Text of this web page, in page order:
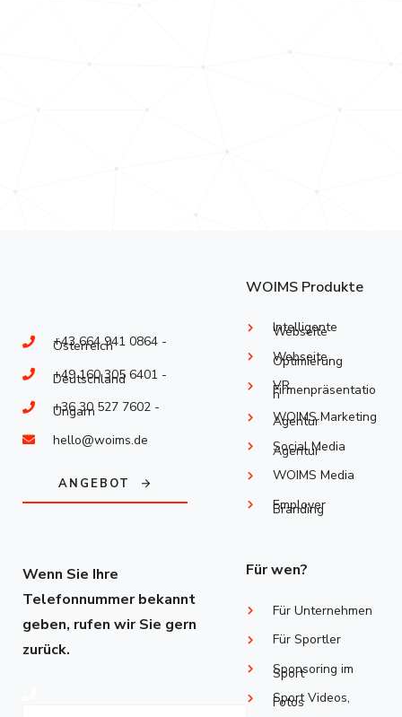
+43 664 941 0864 -
Österreich
+49 160 305 6401 -
Deutschland
+36 30 527 7602 -
Ungarn
hello@woims.de
ANGEBOT
Wenn Sie Ihre
Telefonnummer bekannt
geben, rufen wir Sie gern
zurück.
WOIMS Produkte
Intelligente
Webseite
Webseite
Optimierung
VR
Firmenpräsentatio
n
WOIMS Marketing
Agentur
Social Media
Agentur
WOIMS Media
Employer
Branding
Für wen?
Für Unternehmen
Für Sportler
Sponsoring im
Sport
Sport Videos,
Fotos